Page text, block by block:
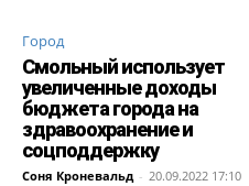
Город
Смольный использует
увеличенные доходы
бюджета города на
здравоохранение и
соцподдержку
Соня Кроневальд - 20.09.2022 17:10